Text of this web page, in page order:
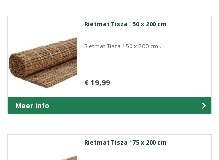
Rietmat Tisza 150 x 200 cm
Rietmat Tisza 150 x 200 cm..
€ 19,99
Meer info
Rietmat Tisza 175 x 200 cm